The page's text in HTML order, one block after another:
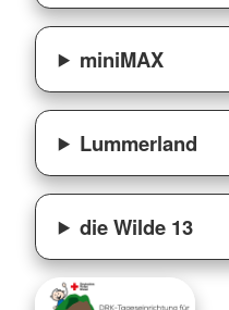
miniMAX
Lummerland
die Wilde 13